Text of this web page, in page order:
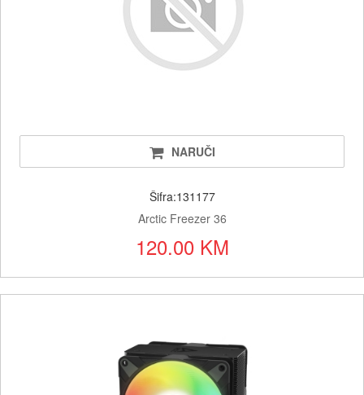
NARUČI
Šifra:131177
Arctic Freezer 36
120.00 KM